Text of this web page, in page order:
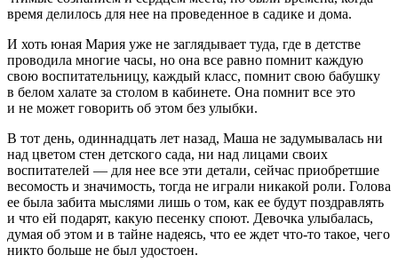
время делилось для нее на проведенное в садике и дома.
И хоть юная Мария уже не заглядывает туда, где в детстве
проводила многие часы, но она все равно помнит каждую
свою воспитательницу, каждый класс, помнит свою бабушку
в белом халате за столом в кабинете. Она помнит все это
и не может говорить об этом без улыбки.
В тот день, одиннадцать лет назад, Маша не задумывалась ни
над цветом стен детского сада, ни над лицами своих
воспитателей — для нее все эти детали, сейчас приобретшие
весомость и значимость, тогда не играли никакой роли. Голова
ее была забита мыслями лишь о том, как ее будут поздравлять
и что ей подарят, какую песенку споют. Девочка улыбалась,
думая об этом и в тайне надеясь, что ее ждет что-то такое, чего
никто больше не был удостоен.